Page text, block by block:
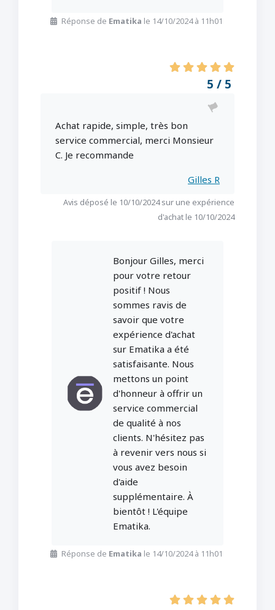
Réponse de Ematika le 14/10/2024 à 11h01
5 / 5
Achat rapide, simple, très bon
service commercial, merci Monsieur
C. Je recommande
Gilles R
Avis déposé le 10/10/2024 sur une expérience
d'achat le 10/10/2024
Bonjour Gilles, merci
pour votre retour
positif ! Nous
sommes ravis de
savoir que votre
expérience d'achat
sur Ematika a été
satisfaisante. Nous
mettons un point
d'honneur à offrir un
service commercial
de qualité à nos
clients. N'hésitez pas
à revenir vers nous si
vous avez besoin
d'aide
supplémentaire. À
bientôt ! L'équipe
Ematika.
Réponse de Ematika le 14/10/2024 à 11h01